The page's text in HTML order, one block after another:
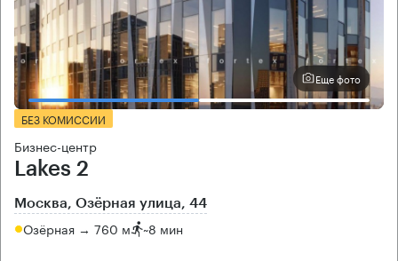
Еще фото
БЕЗ КОМИССИИ
Бизнес-центр
Lakes 2
Москва, Озёрная улица, 44
Озёрная → 760 м ~8 мин